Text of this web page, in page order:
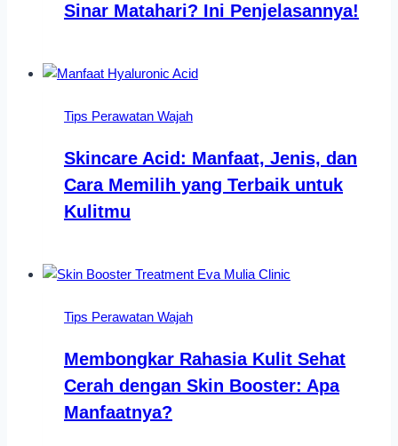
Sinar Matahari? Ini Penjelasannya!
Tips Perawatan Wajah
Skincare Acid: Manfaat, Jenis, dan
Cara Memilih yang Terbaik untuk
Kulitmu
Tips Perawatan Wajah
Membongkar Rahasia Kulit Sehat
Cerah dengan Skin Booster: Apa
Manfaatnya?